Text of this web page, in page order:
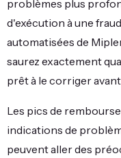
problèmes plus
d'exécution à une
automatisées de
saurez exactement
prêt à le corriger
Les pics de
indications de
peuvent aller des